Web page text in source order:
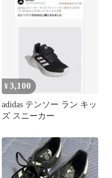
¥3,100
adidas テンソー ラン キッ
ズ スニーカー